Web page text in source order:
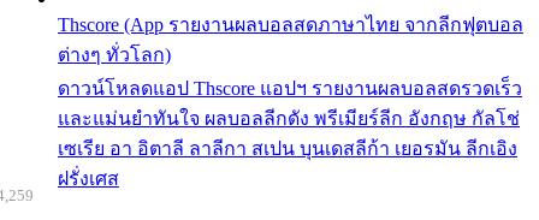
Thscore (App รายงานผลบอลสดภาษาไทย จากลีกฟุตบอล
ต่างๆ ทั่วโลก)
ดาวน์โหลดแอป Thscore แอปฯ รายงานผลบอลสดรวดเร็ว
และแม่นยำทันใจ ผลบอลลีกดัง พรีเมียร์ลีก อังกฤษ กัลโช่
เซเรีย อา อิตาลี ลาลีกา สเปน บุนเดสลีก้า เยอรมัน ลีกเอิง
ฝรั่งเศส